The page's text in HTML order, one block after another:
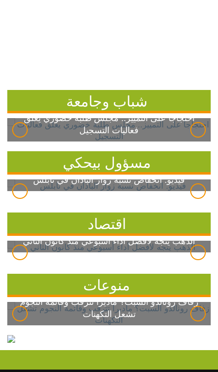
شباب وجامعة
احتجاجاً على التمييز.. مجلس طلبة خضوري يعلق
فعاليات التسجيل
مسؤول بيحكي
فيديو: انخفاض نسبة زوار الباذان في نابلس
اقتصاد
الذهب يتجه لأفضل أداء أسبوعي منذ كانون الثاني
منوعات
زفاف رونالدو السبت؟ ماديرا تترقب وقائمة النجوم
تشعل التكهنات